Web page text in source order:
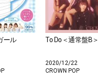
ール To Do＜通常盤B＞
2020/12/22
CROWN POP